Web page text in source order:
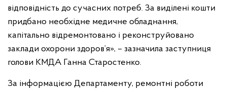
відповідність до сучасних потреб. За виділені кошти
придбано необхідне медичне обладнання,
капітально відремонтовано і реконструйовано
заклади охорони здоров’я», – зазначила заступниця
голови КМДА Ганна Старостенко.
За інформацією Департаменту, ремонтні роботи